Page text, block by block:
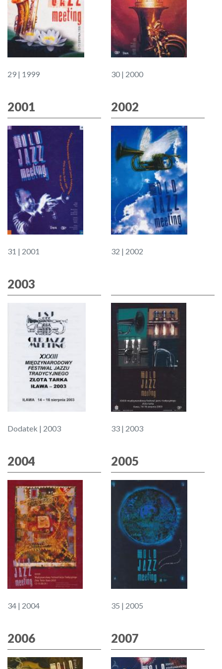
29 | 1999 30 | 2000
2001
31 | 2001
2002
32 | 2002
2003
Dodatek | 2003 33 | 2003
2004
34 | 2004
2005
35 | 2005
2006 2007